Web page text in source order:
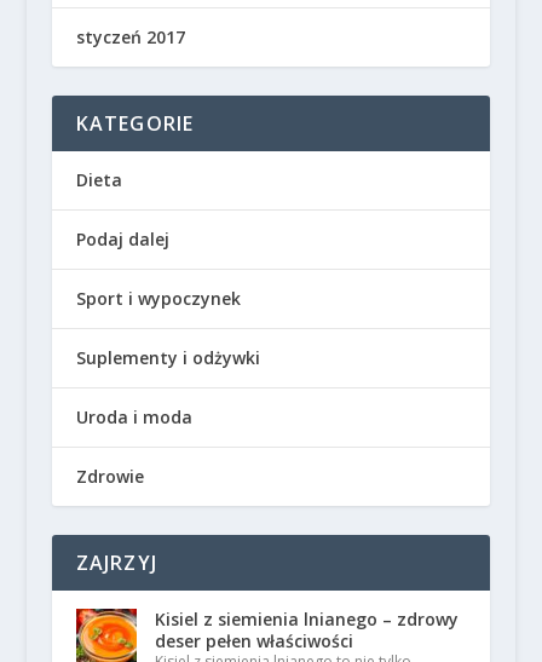
styczeń 2017
KATEGORIE
Dieta
Podaj dalej
Sport i wypoczynek
Suplementy i odżywki
Uroda i moda
Zdrowie
ZAJRZYJ
Kisiel z siemienia lnianego – zdrowy
deser pełen właściwości